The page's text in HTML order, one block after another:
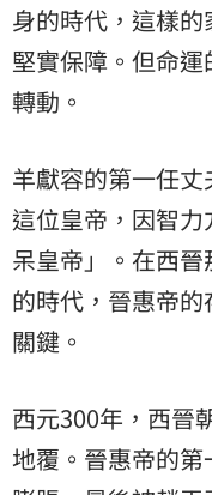
身的時代，這樣
堅實保障。但命
轉動。
羊獻容的第一任丈
這位皇帝，因智
呆皇帝」。在西
的時代，晉惠帝
關鍵。
西元300年，西晉
地覆。晉惠帝的